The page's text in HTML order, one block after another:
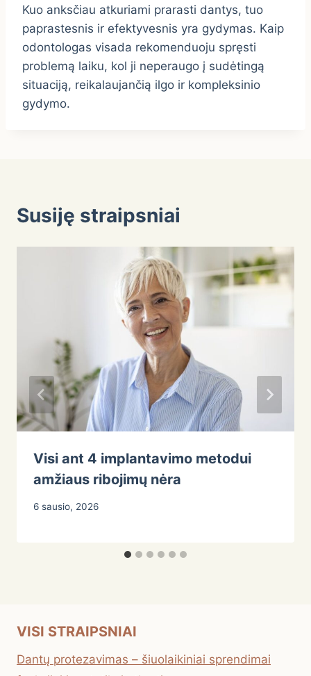
Kuo anksčiau atkuriami prarasti dantys, tuo
paprastesnis ir efektyvesnis yra gydymas. Kaip
odontologas visada rekomenduoju spręsti
problemą laiku, kol ji neperaugo į sudėtingą
situaciją, reikalaujančią ilgo ir kompleksinio
gydymo.
Susiję straipsniai
Visi ant 4 implantavimo metodui
amžiaus ribojimų nėra
6 sausio, 2026
VISI STRAIPSNIAI
Dantų protezavimas – šiuolaikiniai sprendimai